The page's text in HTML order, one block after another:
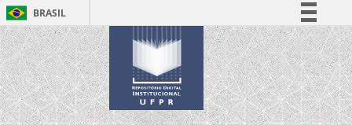
BRASIL
Simplifique!
Comunica BR
Participe
Acesso à informação